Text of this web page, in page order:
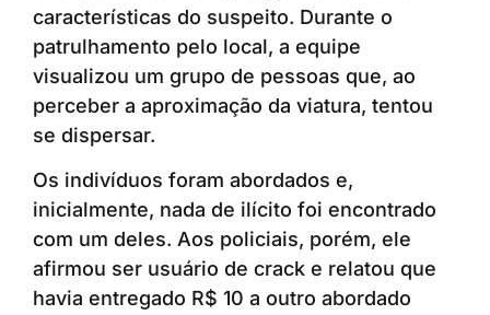
características do suspeito. Durante o
patrulhamento pelo local, a equipe
visualizou um grupo de pessoas que, ao
perceber a aproximação da viatura, tentou
se dispersar.
Os indivíduos foram abordados e,
inicialmente, nada de ilícito foi encontrado
com um deles. Aos policiais, porém, ele
afirmou ser usuário de crack e relatou que
havia entregado R$ 10 a outro abordado